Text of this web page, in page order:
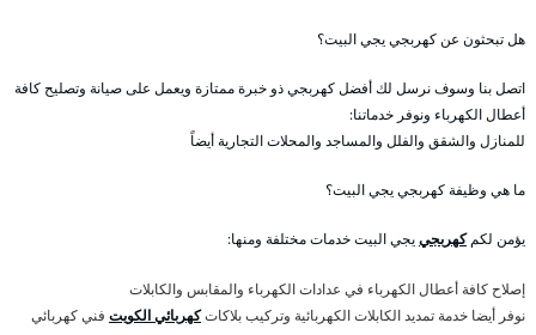
هل تبحثون عن كهربجي يجي البيت؟
اتصل بنا وسوف نرسل لك أفضل كهربجي ذو خبرة ممتازة ويعمل على صيانة وتصليح كافة
أعطال الكهرباء ونوفر خدماتنا:
للمنازل والشقق والفلل والمساجد والمحلات التجارية أيضاً
ما هي وظيفة كهربجي يجي البيت؟
يؤمن لكمكهربجييجي البيت خدمات مختلفة ومنها:
إصلاح كافة أعطال الكهرباء في عدادات الكهرباء والمقابس والكابلات
نوفر أيضا خدمة تمديد الكابلات الكهربائية وتركيب بلاكاتكهربائي الكويت فني كهربائي